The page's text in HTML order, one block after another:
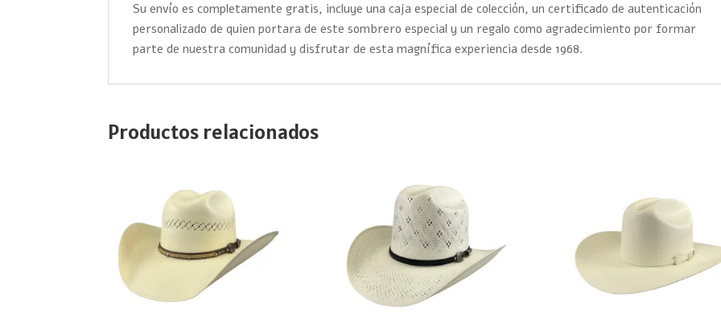
Su envío es completamente gratis, incluye una caja especial de colección, un certificado de autenticación
personalizado de quien portara de este sombrero especial y un regalo como agradecimiento por formar
parte de nuestra comunidad y disfrutar de esta magnífica experiencia desde 1968.
Productos relacionados